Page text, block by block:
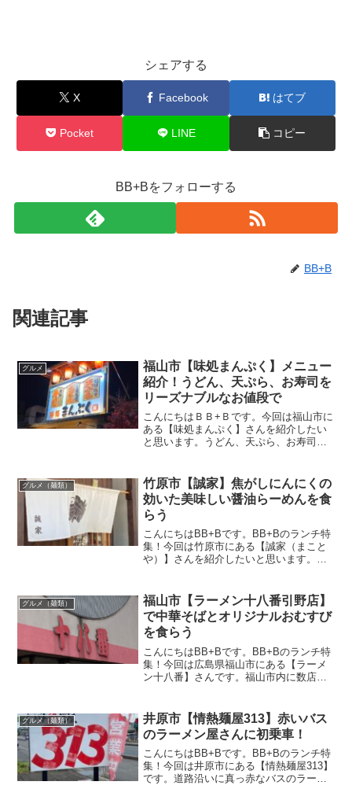
シェアする
X Facebook はてブ
Pocket LINE コピー
BB+Bをフォローする
BB+B
関連記事
グルメ
福山市【味処まんぷく】メニュー
紹介！うどん、天ぷら、お寿司を
リーズナブルなお値段で
こんにちはＢＢ+Ｂです。今回は福山市に
ある【味処まんぷく】さんを紹介したい
と思います。うどん、天ぷら、お寿司が
時間・メニュー・駐車場のことなど情報
をまとめてみましたので...
グルメ（麺類）
竹原市【誠家】焦がしにんにくの
効いた美味しい醤油らーめんを食
らう
こんにちはBB+Bです。BB+Bのランチ特
集！今回は竹原市にある【誠家（まこと
や）】さんを紹介したいと思います。竹
た時は定休日だった・・。ちなみに定休
日は火曜。今回はし...
グルメ（麺類）
福山市【ラーメン十八番引野店】
で中華そばとオリジナルおむすび
を食らう
こんにちはBB+Bです。BB+Bのランチ特
集！今回は広島県福山市にある【ラーメ
ン十八番】さんです。福山市内に数店舗
い場所にあります。福山市内でも人気が
ある尾道系ラーメ...
グルメ（麺類）
井原市【情熱麺屋313】赤いバス
のラーメン屋さんに初乗車！
こんにちはBB+Bです。BB+Bのランチ特
集！今回は井原市にある【情熱麺屋313】
です。道路沿いに真っ赤なバスのラーメ